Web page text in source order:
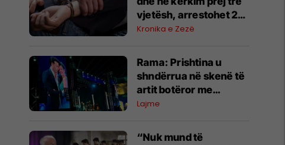
vjetësh, arrestohet 21-
vjeçari në Shtime
Kronika e Zezë
Rama: Prishtina u
shndërrua në skenë të
artit botëror me
përmbylljen e festivalit
Lajme
“Nuk mund të